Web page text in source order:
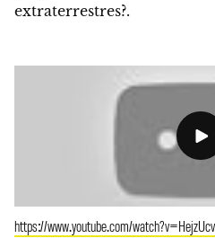
extraterrestres?.
https://www.youtube.com/